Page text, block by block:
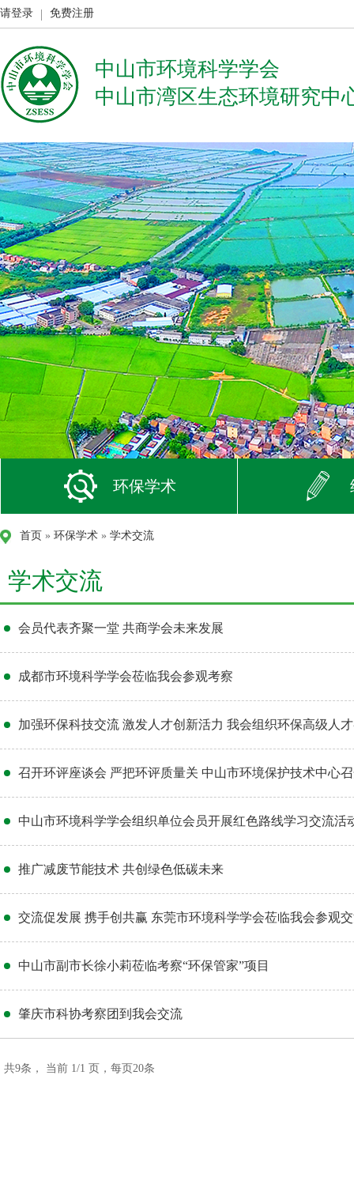
请登录 免费注册
中山市环境科学学会
中山市湾区生态环境研究中
环保学术
首页 » 环保学术 » 学术交流
学术交流
会员代表齐聚一堂 共商学会未来发展
成都市环境科学学会莅临我会参观考察
召开环评座谈会 严把环评质量关 中山市环境保护技术中心
中山市环境科学学会组织单位会员开展红色路线学习交流活
推广减废节能技术 共创绿色低碳未来
交流促发展 携手创共赢 东莞市环境科学学会莅临我会参观
中山市副市长徐小莉莅临考察“环保管家”项目
肇庆市科协考察团到我会交流
共9条， 当前 1/1 页，每页20条